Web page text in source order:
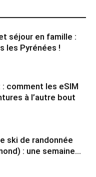
séjour en famille :
les Pyrénées !
comment les eSIM
à l’autre bout
ski de randonnée
: une semaine...